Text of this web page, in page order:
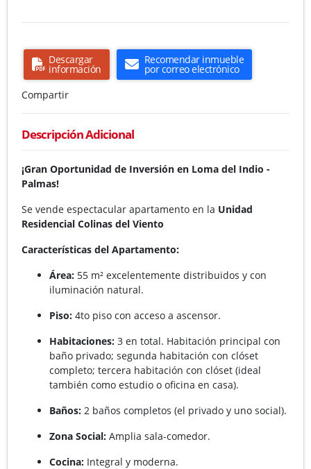
Descargar
información
Recomendar inmueble
por correo electrónico
Compartir
Descripción Adicional
¡Gran Oportunidad de Inversión en Loma del Indio -
Palmas!
Se vende espectacular apartamento en la Unidad
Residencial Colinas del Viento
Características del Apartamento:
Área: 55 m² excelentemente distribuidos y con
iluminación natural.
Piso: 4to piso con acceso a ascensor.
Habitaciones: 3 en total. Habitación principal con
baño privado; segunda habitación con clóset
completo; tercera habitación con clóset (ideal
también como estudio o oficina en casa).
Baños: 2 baños completos (el privado y uno social).
Zona Social: Amplia sala-comedor.
Cocina: Integral y moderna.